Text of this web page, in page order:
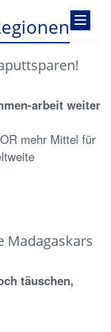
arbeit weiter
mehr Mittel für
Madagaskars
täuschen,